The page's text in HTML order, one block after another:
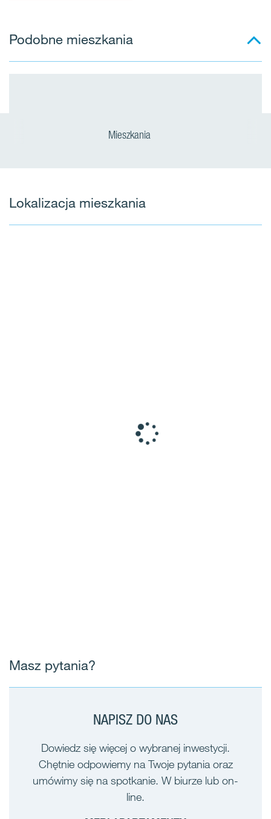
Podobne mieszkania
Mieszkania
Lokalizacja mieszkania
Masz pytania?
NAPISZ DO NAS
Dowiedz się więcej o wybranej inwestycji.
Chętnie odpowiemy na Twoje pytania oraz
umówimy się na spotkanie. W biurze lub on-
line.